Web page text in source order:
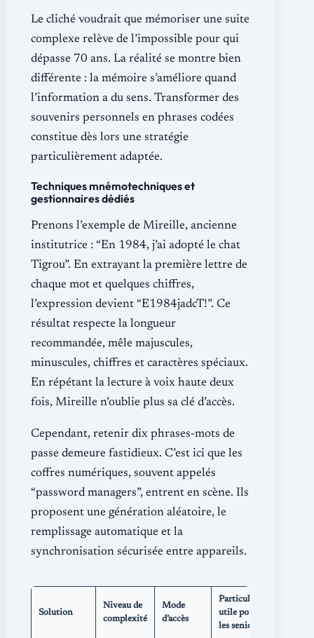
Le cliché voudrait que mémoriser une suite
complexe relève de l’impossible pour qui
dépasse 70 ans. La réalité se montre bien
différente : la mémoire s’améliore quand
l’information a du sens. Transformer des
souvenirs personnels en phrases codées
constitue dès lors une stratégie
particulièrement adaptée.
Techniques mnémotechniques et
gestionnaires dédiés
Prenons l’exemple de Mireille, ancienne
institutrice : “En 1984, j’ai adopté le chat
Tigrou”. En extrayant la première lettre de
chaque mot et quelques chiffres,
l’expression devient “E1984jadcT!”. Ce
résultat respecte la longueur
recommandée, mêle majuscules,
minuscules, chiffres et caractères spéciaux.
En répétant la lecture à voix haute deux
fois, Mireille n’oublie plus sa clé d’accès.
Cependant, retenir dix phrases-mots de
passe demeure fastidieux. C’est ici que les
coffres numériques, souvent appelés
“password managers”, entrent en scène. Ils
proposent une génération aléatoire, le
remplissage automatique et la
synchronisation sécurisée entre appareils.
Solution
Niveau de
complexité
Mode
d’accès
Particularité
utile pour
les seniors